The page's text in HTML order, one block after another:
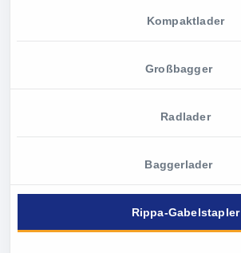
Kompaktlader
Großbagger
Radlader
Baggerlader
Rippa-Gabelstapler